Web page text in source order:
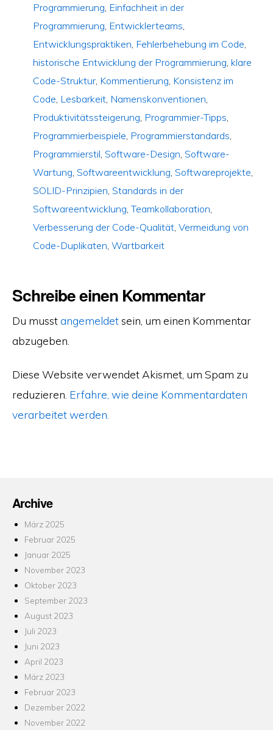
Programmierung Einfachheit in der
Programmierung Entwicklerteams
Entwicklungspraktiken Fehlerbehebung im Code
historische Entwicklung der Programmierung klare
Code-Struktur, Kommentierung Konsistenz im
Code Lesbarkeit, Namenskonventionen
Produktivitätssteigerung Programmier-Tipps
Programmierbeispiele Programmierstandards
Programmierstil Software-Design Software-
Wartung Softwareentwicklung Softwareprojekte
SOLID-Prinzipien Standards in der
Softwareentwicklung ,Teamkollaboration
Verbesserung der Code-Qualität, Vermeidung von
Code-Duplikaten Wartbarkeit
Schreibe einen Kommentar
Du musstangemeldetsein, um einen Kommentar
abzugeben.
Diese Website verwendet Akismet, um Spam zu
reduzieren. Erfahre, wie deine Kommentardaten
verarbeitet werden.
Archive
März 2025
Februar 2025
Januar 2025
November 2023
Oktober 2023
September 2023
August 2023
Juli 2023
Juni 2023
April 2023
März 2023
Februar 2023
Dezember 2022
November 2022